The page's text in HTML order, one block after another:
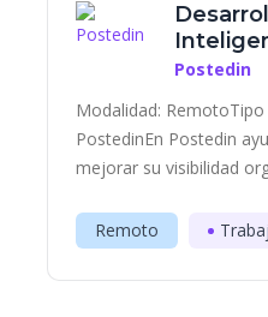
Postedin
Modalidad:
PostedinEn Postedin
mejorar su visibilidad
Remoto